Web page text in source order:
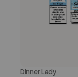
Dinner Lady